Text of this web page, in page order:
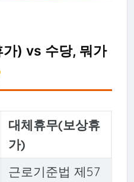
) vs 수당, 뭐가
대체휴무(보상휴
가)
근로기준법 제57